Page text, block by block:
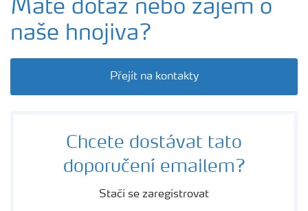
Máte dotaz nebo zájem o
naše hnojiva?
Přejít na kontakty
Chcete dostávat tato
doporučení emailem?
Stačí se zaregistrovat